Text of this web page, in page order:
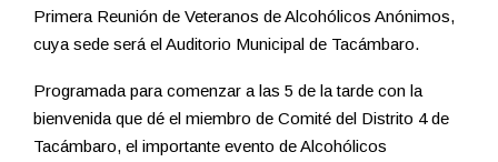
Primera Reunión de Veteranos de Alcohólicos Anónimos,
cuya sede será el Auditorio Municipal de Tacámbaro.
Programada para comenzar a las 5 de la tarde con la
bienvenida que dé el miembro de Comité del Distrito 4 de
Tacámbaro, el importante evento de Alcohólicos